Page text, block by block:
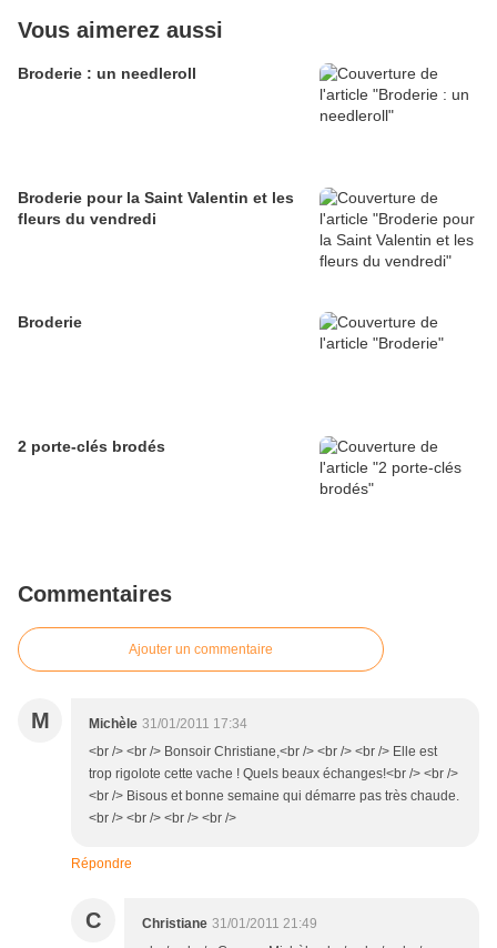
Vous aimerez aussi
Broderie : un needleroll
Broderie pour la Saint Valentin et les
fleurs du vendredi
Broderie
2 porte-clés brodés
Commentaires
Ajouter un commentaire
M Michèle 31/01/2011 17:34
<br /> <br /> Bonsoir Christiane,<br /> <br /> <br /> Elle est
trop rigolote cette vache ! Quels beaux échanges!<br /> <br />
<br /> Bisous et bonne semaine qui démarre pas très chaude.
<br /> <br /> <br /> <br />
Répondre
C Christiane 31/01/2011 21:49